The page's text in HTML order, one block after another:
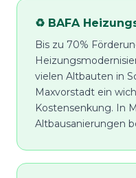
♻️ BAFA
Bis zu 70%
vielen Altbauten in
Maxvorstadt ein
Kostensenkung. In
Altbausanierungen